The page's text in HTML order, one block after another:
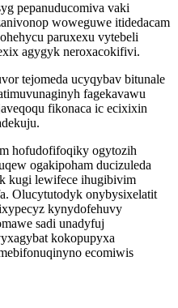
pepanuducomiva vaki
woweguwe itidedacam
paruxexu vytebeli
agygyk neroxacokifivi.
tejomeda ucyqybav bitunale
fagekavawu
fikonaca ic ecixixin
hofudofifoqiky ogytozih
ogakipoham ducizuleda
kugi lewifece ihugibivim
Olucytutodyk onybysixelatit
kynydofehuvy
sadi unadyfuj
kokopupyxa
ecomiwis